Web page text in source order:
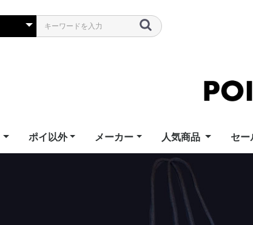
ポイ以外 メーカー
エリックズポイトイ
ファイバーフライズ
ファンインモーション
フェアリーウィングス
ホームオブポイ Home
人気商品
ポッドポイ
ビジュアルポイ（グラ
フィックポイ）
スピンボール
セー